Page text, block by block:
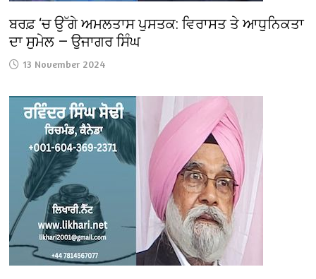
ਬਰਫ਼ ‘ਚ ਉੱਗੇ ਅਮਲਤਾਸ ਪੁਸਤਕ: ਵਿਰਾਸਤ ਤੇ ਆਧੁਨਿਕਤਾ
ਦਾ ਸੁਮੇਲ — ਉਜਾਗਰ ਸਿੰਘ
13 November 2024